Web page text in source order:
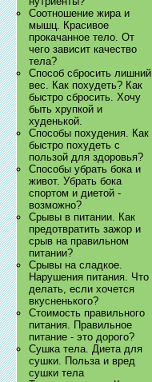
Соотношение жира и
мышц. Красивое
прокачанное тело. От
чего зависит качество
тела?
Способ сбросить лишний
вес. Как похудеть? Как
быстро сбросить. Хочу
быть хрупкой и
худенькой.
Способы похудения. Как
быстро похудеть с
пользой для здоровья?
Способы убрать бока и
живот. Убрать бока
спортом и диетой -
возможно?
Срывы в питании. Как
предотвратить зажор и
срыв на правильном
питании?
Срывы на сладкое.
Нарушения питания. Что
делать, если хочется
вкусненького?
Стоимость правильного
питания. Правильное
питание - это дорого?
Сушка тела. Диета для
сушки. Польза и вред
сушки тела